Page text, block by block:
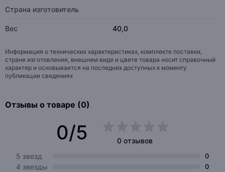
Страна изготовитель
Вес 40,0
Информация о технических характеристиках, комплекте поставки,
стране изготовления, внешнем виде и цвете товара носит справочный
характер и основывается на последних доступных к моменту
публикации сведениях
Отзывы о товаре (0)
0/5
0 отзывов
5 звезд
0
4 звезды 0